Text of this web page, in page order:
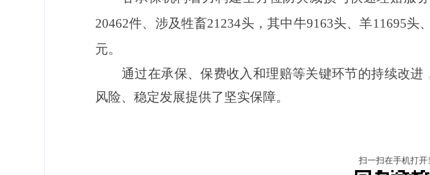
20462件、涉及牲畜21234头，其中牛9163头、羊11695
元。
通过在承保、保费收入和理赔等关键环节的持续改进
风险、稳定发展提供了坚实保障。
扫一扫在手机打开